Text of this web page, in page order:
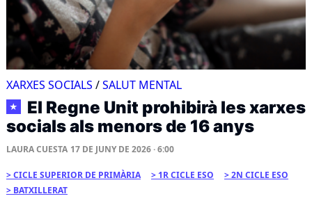
XARXES SOCIALS /SALUT MENTAL
★
El Regne Unit prohibirà les xarxes
socials als menors de 16 anys
LAURA CUESTA 17 DE JUNY DE 2026 · 6:00
CICLE SUPERIOR DE PRIMÀRIA 1R CICLE ESO
2N CICLE ESO
BATXILLERAT